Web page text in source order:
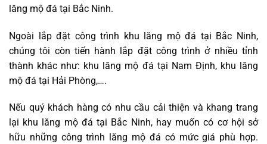
lăng mộ đá tại Bắc Ninh.
Ngoài lắp đặt công trình khu lăng mộ đá tại Bắc Ninh,
chúng tôi còn tiến hành lắp đặt công trình ở nhiều tỉnh
thành khác như: khu lăng mộ đá tại Nam Định, khu lăng
mộ đá tại Hải Phòng,….
Nếu quý khách hàng có nhu cầu cải thiện và khang trang
lại khu lăng mộ đá tại Bắc Ninh, hay muốn có cơ hội sở
hữu những công trình lăng mộ đá có mức giá phù hợp.